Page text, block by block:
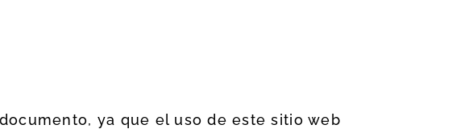
ya que el uso de este sitio web